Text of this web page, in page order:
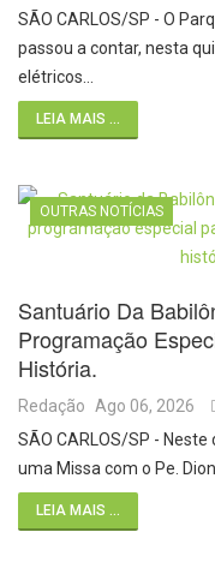
SÃO CARLOS/SP - O
passou a contar, nesta
elétricos…
LEIA MAIS ...
OUTRAS NOTÍCIAS
Santuário Da
Programação
História.
Redação Ago 06, 2026
SÃO CARLOS/SP -
uma Missa com o Pe.
LEIA MAIS ...